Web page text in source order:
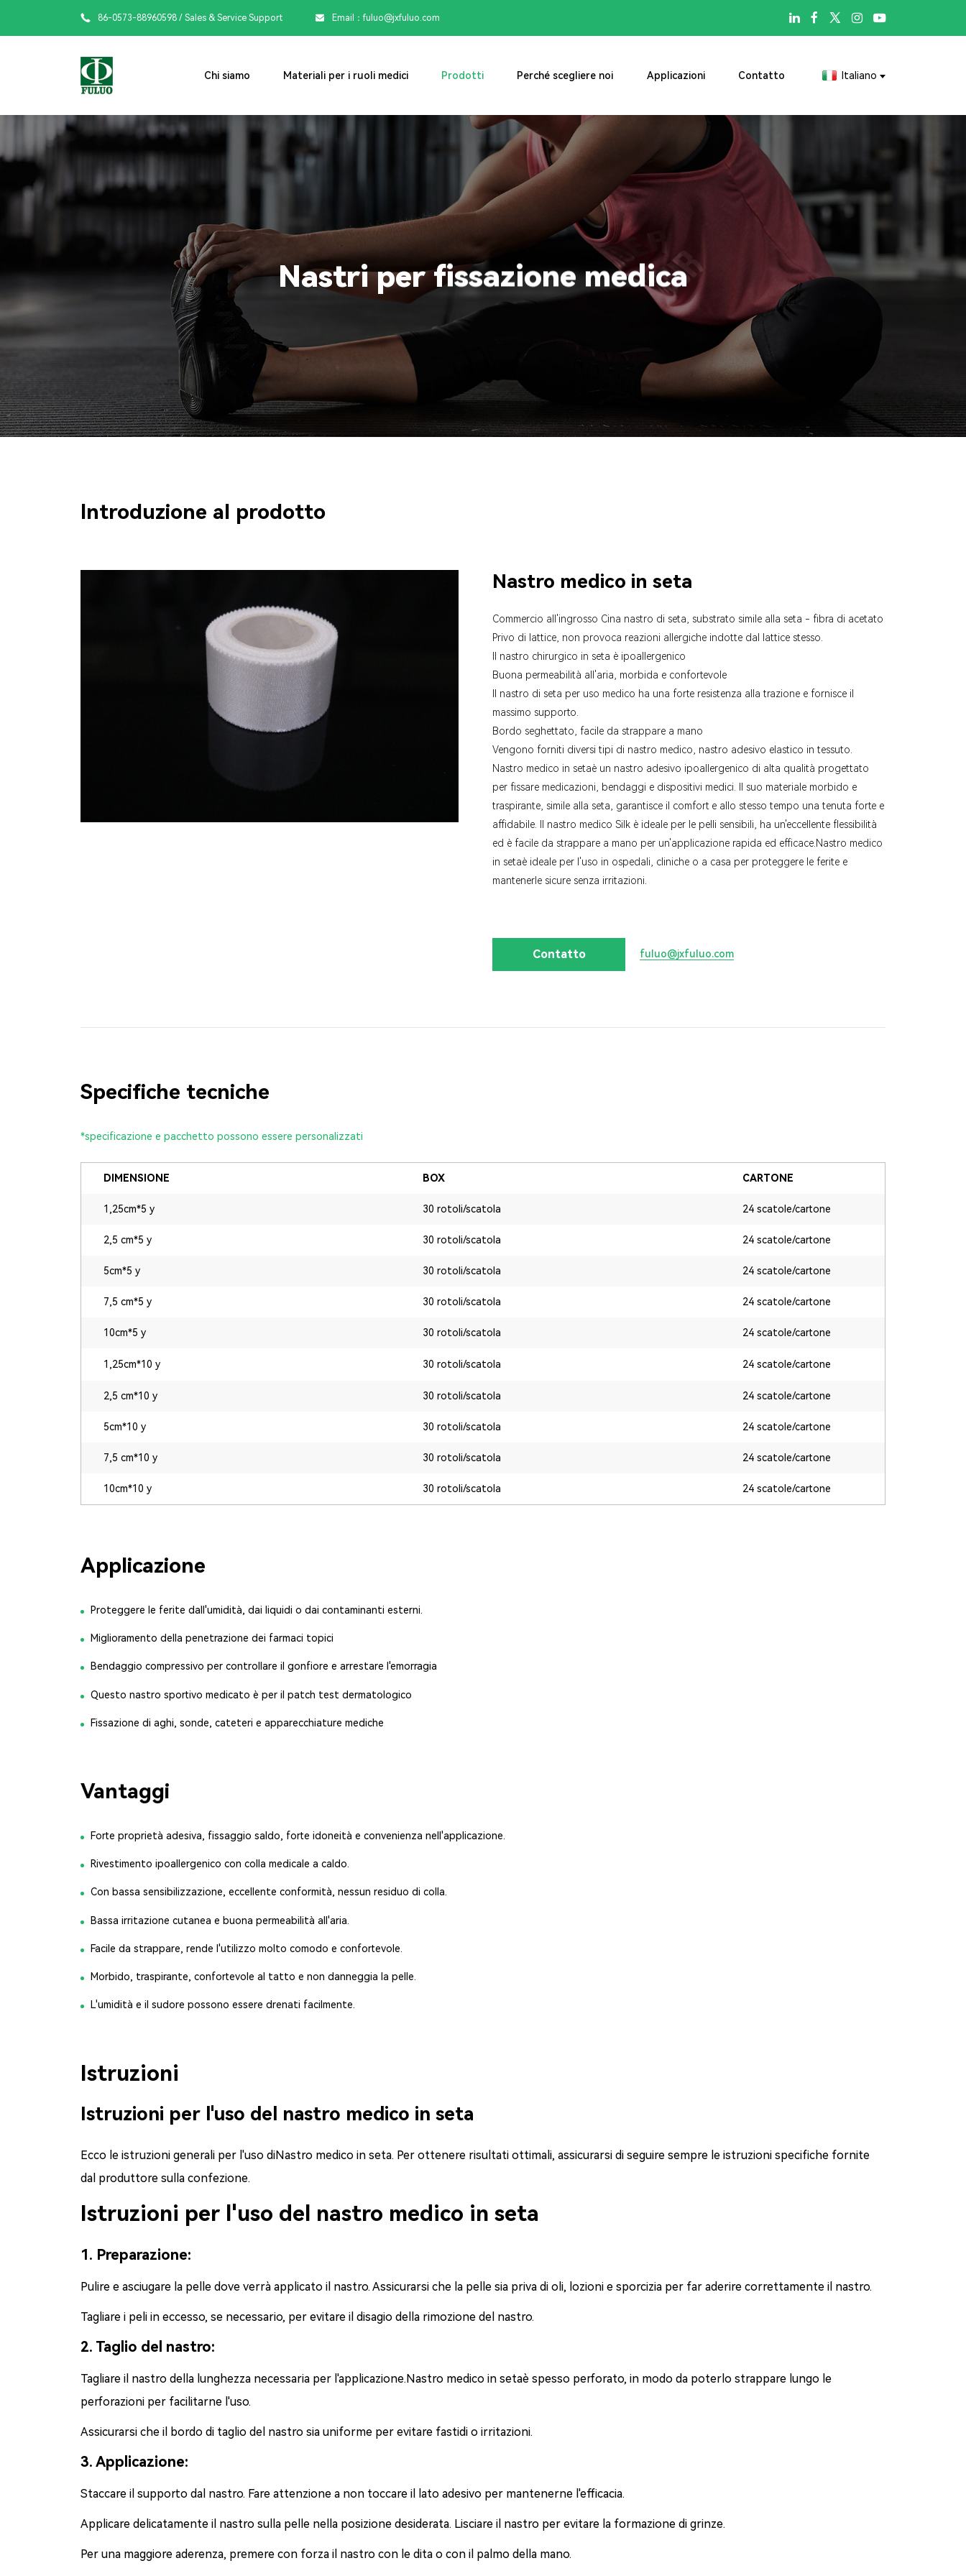
 86-0573-88960598/ Sales & Service Support  Email：fuluo@jxfuluo.com 
Chi siamo Materiali per i ruoli medici Prodotti Perché scegliere noi Applicazioni Contatto Italiano
Nastri per fissazione medica
Introduzione al prodotto
Nastro medico in seta
Commercio all'ingrosso Cina nastro di seta, substrato simile alla seta - fibra di acetato
Privo di lattice, non provoca reazioni allergiche indotte dal lattice stesso.
Il nastro chirurgico in seta è ipoallergenico
Buona permeabilità all'aria, morbida e confortevole
Il nastro di seta per uso medico ha una forte resistenza alla trazione e fornisce il
massimo supporto.
Bordo seghettato, facile da strappare a mano
Vengono forniti diversi tipi di nastro medico, nastro adesivo elastico in tessuto.
Nastro medico in setaè un nastro adesivo ipoallergenico di alta qualità progettato
per fissare medicazioni, bendaggi e dispositivi medici. Il suo materiale morbido e
traspirante, simile alla seta, garantisce il comfort e allo stesso tempo una tenuta forte e
affidabile. Il nastro medico Silk è ideale per le pelli sensibili, ha un'eccellente flessibilità
ed è facile da strappare a mano per un'applicazione rapida ed efficace.Nastro medico
in setaè ideale per l'uso in ospedali, cliniche o a casa per proteggere le ferite e
mantenerle sicure senza irritazioni.
Contatto fuluo@jxfuluo.com
Specifiche tecniche
*specificazione e pacchetto possono essere personalizzati
DIMENSIONE BOX CARTONE
1,25cm*5 y 30 rotoli/scatola 24 scatole/cartone
2,5 cm*5 y 30 rotoli/scatola 24 scatole/cartone
5cm*5 y 30 rotoli/scatola 24 scatole/cartone
7,5 cm*5 y 30 rotoli/scatola 24 scatole/cartone
10cm*5 y 30 rotoli/scatola 24 scatole/cartone
1,25cm*10 y 30 rotoli/scatola 24 scatole/cartone
2,5 cm*10 y 30 rotoli/scatola 24 scatole/cartone
5cm*10 y 30 rotoli/scatola 24 scatole/cartone
7,5 cm*10 y 30 rotoli/scatola 24 scatole/cartone
10cm*10 y 30 rotoli/scatola 24 scatole/cartone
Applicazione
Proteggere le ferite dall'umidità, dai liquidi o dai contaminanti esterni.
Miglioramento della penetrazione dei farmaci topici
Bendaggio compressivo per controllare il gonfiore e arrestare l'emorragia
Questo nastro sportivo medicato è per il patch test dermatologico
Fissazione di aghi, sonde, cateteri e apparecchiature mediche
Vantaggi
Forte proprietà adesiva, fissaggio saldo, forte idoneità e convenienza nell'applicazione.
Rivestimento ipoallergenico con colla medicale a caldo.
Con bassa sensibilizzazione, eccellente conformità, nessun residuo di colla.
Bassa irritazione cutanea e buona permeabilità all'aria.
Facile da strappare, rende l'utilizzo molto comodo e confortevole.
Morbido, traspirante, confortevole al tatto e non danneggia la pelle.
L'umidità e il sudore possono essere drenati facilmente.
Istruzioni
Istruzioni per l'uso del nastro medico in seta
Ecco le istruzioni generali per l'uso diNastro medico in seta. Per ottenere risultati ottimali, assicurarsi di seguire sempre le istruzioni specifiche fornite
dal produttore sulla confezione.
Istruzioni per l'uso del nastro medico in seta
1. Preparazione:
Pulire e asciugare la pelle dove verrà applicato il nastro. Assicurarsi che la pelle sia priva di oli, lozioni e sporcizia per far aderire correttamente il nastro.
Tagliare i peli in eccesso, se necessario, per evitare il disagio della rimozione del nastro.
2. Taglio del nastro:
Tagliare il nastro della lunghezza necessaria per l'applicazione. Nastro medico in setaè spesso perforato, in modo da poterlo strappare lungo le
perforazioni per facilitarne l'uso.
Assicurarsi che il bordo di taglio del nastro sia uniforme per evitare fastidi o irritazioni.
3. Applicazione:
Staccare il supporto dal nastro. Fare attenzione a non toccare il lato adesivo per mantenerne l'efficacia.
Applicare delicatamente il nastro sulla pelle nella posizione desiderata. Lisciare il nastro per evitare la formazione di grinze.
Per una maggiore aderenza, premere con forza il nastro con le dita o con il palmo della mano.